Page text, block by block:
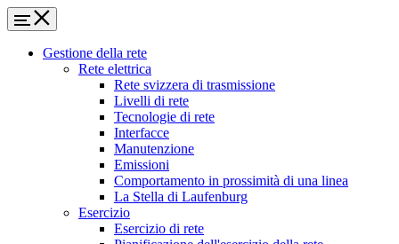
Gestione della rete
Rete elettrica
Rete svizzera di trasmissione
Livelli di rete
Tecnologie di rete
Interfacce
Manutenzione
Emissioni
Comportamento in prossimità di una linea
La Stella di Laufenburg
Esercizio
Esercizio di rete